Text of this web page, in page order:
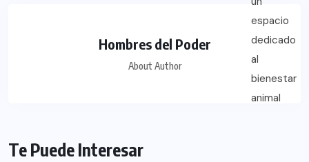
Hombres del Poder
About Author
Te Puede Interesar